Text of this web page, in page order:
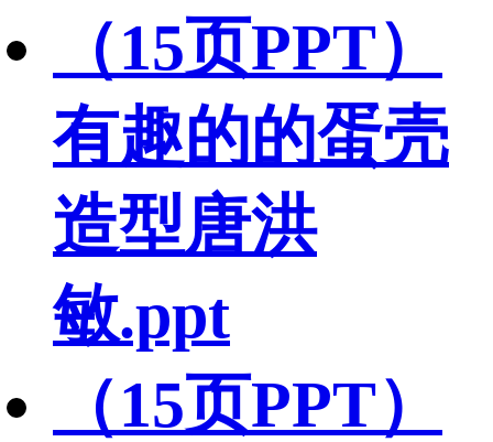
（15页PPT）
有趣的的蛋壳
造型唐洪
敏.ppt
（15页PPT）